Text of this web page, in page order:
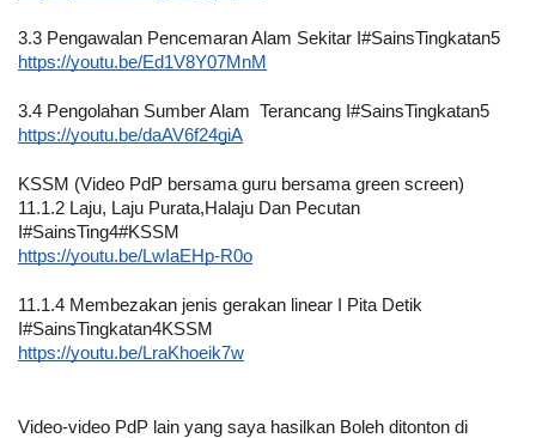
3.3 Pengawalan Pencemaran Alam Sekitar I#SainsTingkatan5
https://youtu.be/Ed1V8Y07MnM
3.4 Pengolahan Sumber Alam  Terancang I#SainsTingkatan5
https://youtu.be/daAV6f24giA
KSSM (Video PdP bersama guru bersama green screen)
11.1.2 Laju, Laju Purata,Halaju Dan Pecutan
I#SainsTing4#KSSM
https://youtu.be/LwIaEHp-R0o
11.1.4 Membezakan jenis gerakan linear I Pita Detik
I#SainsTingkatan4KSSM
https://youtu.be/LraKhoeik7w
Video-video PdP lain yang saya hasilkan Boleh ditonton di